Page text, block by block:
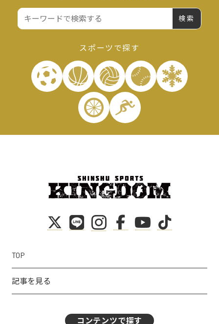
検
索:
スポーツで探す
TOP
記事を見る
コンテンツで探す